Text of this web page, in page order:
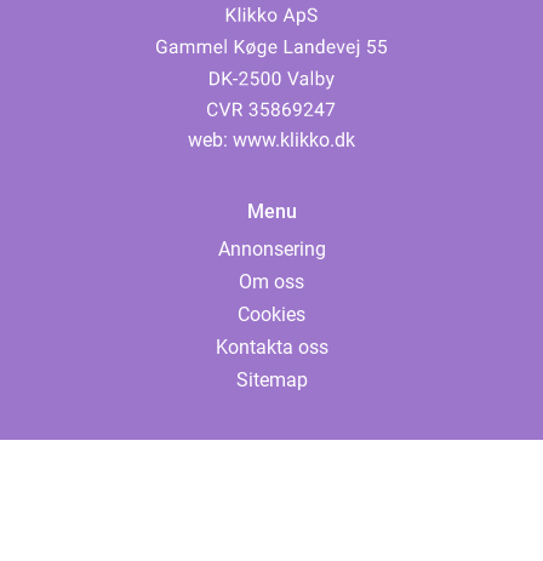
web: www.klikko.dk
Menu
Annonsering
Om oss
Cookies
Kontakta oss
Sitemap